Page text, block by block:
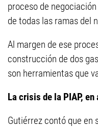
proceso de
de todas las ramas del
Al margen de ese
construcción de dos
son herramientas que
La crisis de la PIAP, en
Gutiérrez contó que en